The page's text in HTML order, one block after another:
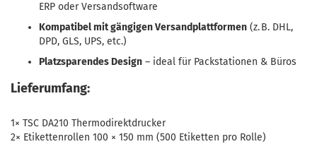
ERP oder Versandsoftware
Kompatibel mit gängigen Versandplattformen (z. B. DHL,
DPD, GLS, UPS, etc.)
Platzsparendes Design – ideal für Packstationen & Büros
Lieferumfang:
1× TSC DA210 Thermodirektdrucker
2× Etikettenrollen 100 × 150 mm (500 Etiketten pro Rolle)